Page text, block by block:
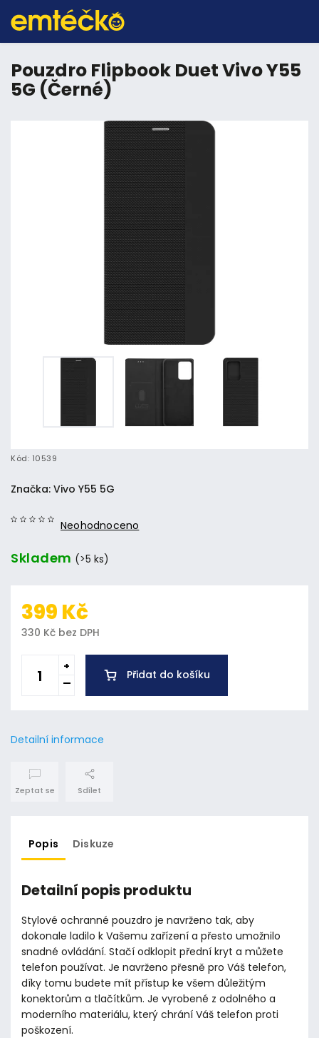
Pouzdro Flipbook Duet Vivo Y55
5G (Černé)
Kód: 10539
Neohodnoceno
Značka: Vivo Y55 5G
Skladem (>5 ks)
399 Kč
330 Kč bez DPH
Přidat do košíku
Detailní informace
Zeptat se Sdílet
Popis Diskuze
Detailní popis produktu
Stylové ochranné pouzdro je navrženo tak, aby
dokonale ladilo k Vašemu zařízení a přesto umožnilo
snadné ovládání. Stačí odklopit přední kryt a můžete
telefon používat. Je navrženo přesně pro Váš telefon,
díky tomu budete mít přístup ke všem důležitým
konektorům a tlačítkům. Je vyrobené z odolného a
moderního materiálu, který chrání Váš telefon proti
poškození.